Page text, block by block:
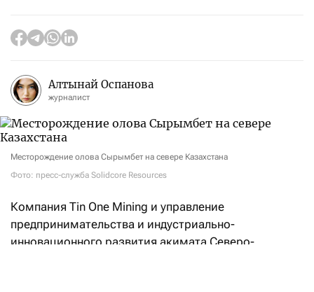
Алтынай Оспанова
журналист
Месторождение олова Сырымбет на севере Казахстана
Фото: пресс-служба Solidcore Resources
Компания Tin One Mining и управление
предпринимательства и индустриально-
инновационного развития акимата Северо-